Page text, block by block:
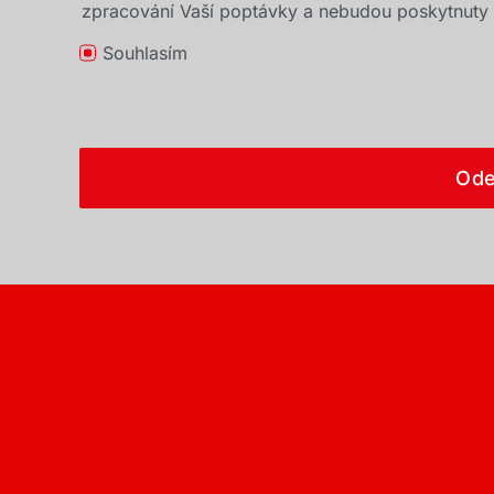
zpracování Vaší poptávky a nebudou poskytnuty
Souhlasím